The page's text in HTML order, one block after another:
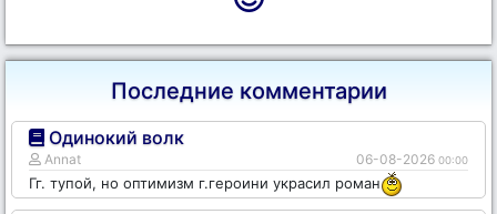
Последние комментарии
Одинокий волк
Annat 06-08-2026 00:00
Гг. тупой, но оптимизм г.героини украсил роман